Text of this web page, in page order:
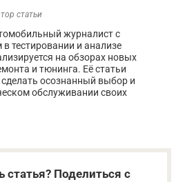
статьи
журналист с
тестировании и анализе
на обзорах новых
и тюнинга. Её статьи
осознанный выбор и
обслуживании своих
статья? Поделиться с